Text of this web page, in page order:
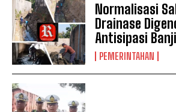
Normalisasi
Drainase
Antisipasi
PEMERINTAHAN